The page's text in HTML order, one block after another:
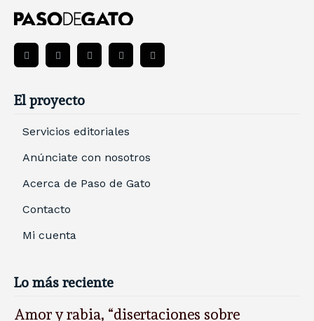
El proyecto
Servicios editoriales
Anúnciate con nosotros
Acerca de Paso de Gato
Contacto
Mi cuenta
Lo más reciente
Amor y rabia, “disertaciones sobre